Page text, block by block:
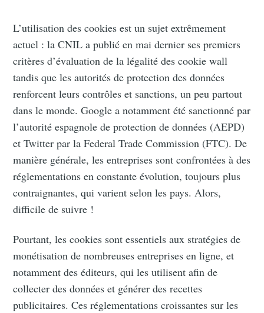
L’utilisation des cookies est un sujet extrêmement
actuel : la CNIL a publié en mai dernier ses premiers
critères d’évaluation de la légalité des cookie wall
tandis que les autorités de protection des données
renforcent leurs contrôles et sanctions, un peu partout
dans le monde. Google a notamment été sanctionné par
l’autorité espagnole de protection de données (AEPD)
et Twitter par la Federal Trade Commission (FTC). De
manière générale, les entreprises sont confrontées à des
réglementations en constante évolution, toujours plus
contraignantes, qui varient selon les pays. Alors,
difficile de suivre !
Pourtant, les cookies sont essentiels aux stratégies de
monétisation de nombreuses entreprises en ligne, et
notamment des éditeurs, qui les utilisent afin de
collecter des données et générer des recettes
publicitaires. Ces réglementations croissantes sur les